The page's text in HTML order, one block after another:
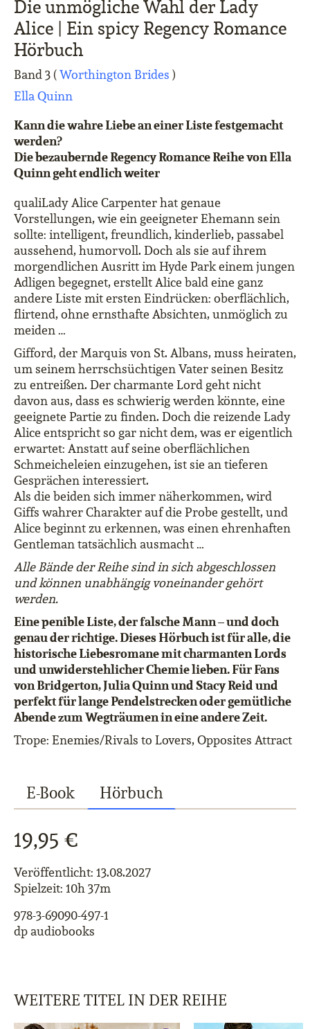
Die unmögliche Wahl der Lady
Alice | Ein spicy Regency Romance
Hörbuch
Band 3 (Worthington Brides )
Ella Quinn
Kann die wahre Liebe an einer Liste festgemacht
werden?
Die bezaubernde Regency Romance Reihe von Ella
Quinn geht endlich weiter
qualiLady Alice Carpenter hat genaue
Vorstellungen, wie ein geeigneter Ehemann sein
sollte: intelligent, freundlich, kinderlieb, passabel
aussehend, humorvoll. Doch als sie auf ihrem
morgendlichen Ausritt im Hyde Park einem jungen
Adligen begegnet, erstellt Alice bald eine ganz
andere Liste mit ersten Eindrücken: oberflächlich,
flirtend, ohne ernsthafte Absichten, unmöglich zu
meiden …
Gifford, der Marquis von St. Albans, muss heiraten,
um seinem herrschsüchtigen Vater seinen Besitz
zu entreißen. Der charmante Lord geht nicht
davon aus, dass es schwierig werden könnte, eine
geeignete Partie zu finden. Doch die reizende Lady
Alice entspricht so gar nicht dem, was er eigentlich
erwartet: Anstatt auf seine oberflächlichen
Schmeicheleien einzugehen, ist sie an tieferen
Gesprächen interessiert.
Als die beiden sich immer näherkommen, wird
Giffs wahrer Charakter auf die Probe gestellt, und
Alice beginnt zu erkennen, was einen ehrenhaften
Gentleman tatsächlich ausmacht …
Alle Bände der Reihe sind in sich abgeschlossen
und können unabhängig voneinander gehört
werden.
Eine penible Liste, der falsche Mann – und doch
genau der richtige. Dieses Hörbuch ist für alle, die
historische Liebesromane mit charmanten Lords
und unwiderstehlicher Chemie lieben. Für Fans
von Bridgerton, Julia Quinn und Stacy Reid und
perfekt für lange Pendelstrecken oder gemütliche
Abende zum Wegträumen in eine andere Zeit.
Trope: Enemies/Rivals to Lovers, Opposites Attract
E-Book Hörbuch
19,95 €
Veröffentlicht: 13.08.2027
Spielzeit: 10h 37m
978-3-69090-497-1
dp audiobooks
WEITERE TITEL IN DER REIHE